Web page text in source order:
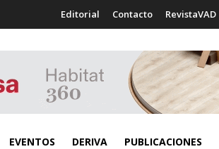
Editorial Contacto RevistaVAD
EVENTOS DERIVA PUBLICACIONES